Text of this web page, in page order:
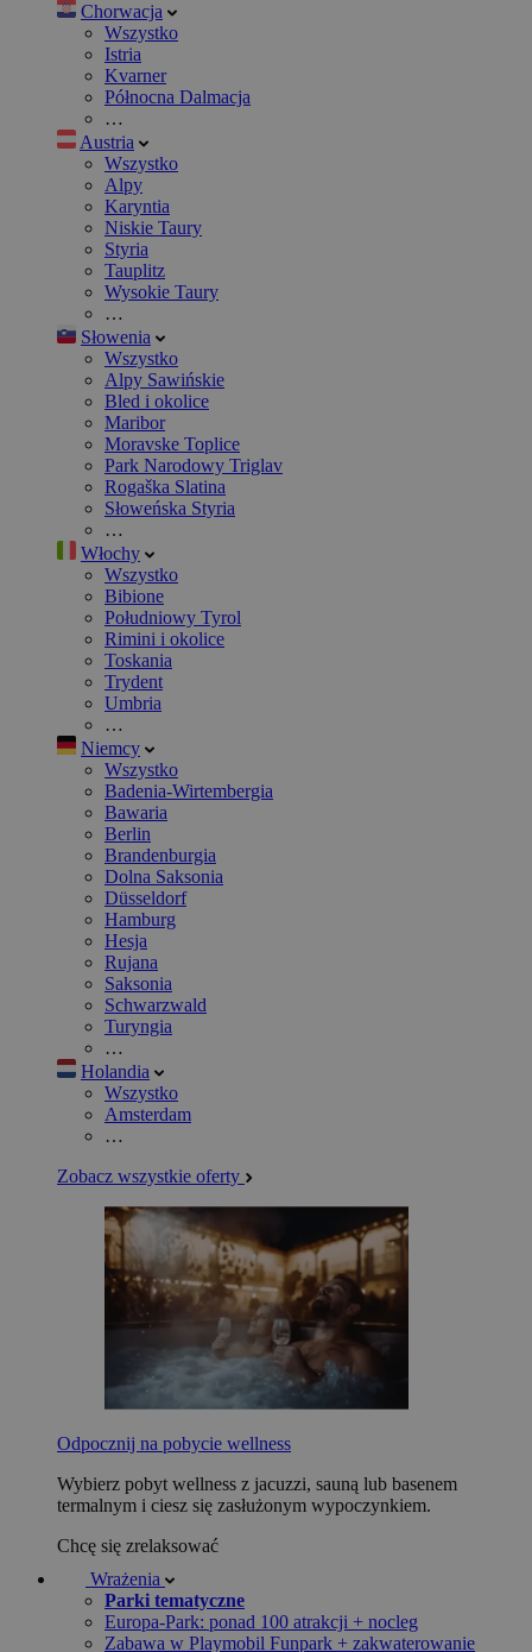
Chorwacja
Wszystko
Istria
Kvarner
Północna Dalmacja
…
Austria
Wszystko
Alpy
Karyntia
Niskie Taury
Styria
Tauplitz
Wysokie Taury
…
Słowenia
Wszystko
Alpy Sawińskie
Bled i okolice
Maribor
Moravske Toplice
Park Narodowy Triglav
Rogaška Slatina
Słoweńska Styria
…
Włochy
Wszystko
Bibione
Południowy Tyrol
Rimini i okolice
Toskania
Trydent
Umbria
…
Niemcy
Wszystko
Badenia-Wirtembergia
Bawaria
Berlin
Brandenburgia
Dolna Saksonia
Düsseldorf
Hamburg
Hesja
Rujana
Saksonia
Schwarzwald
Turyngia
…
Holandia
Wszystko
Amsterdam
…
Zobacz wszystkie oferty
Odpocznij na pobycie wellness
Wybierz pobyt wellness z jacuzzi, sauną lub basenem
termalnym i ciesz się zasłużonym wypoczynkiem.
Chcę się zrelaksować
Wrażenia
Parki tematyczne
Europa-Park: ponad 100 atrakcji + nocleg
Zabawa w Playmobil Funpark + zakwaterowanie